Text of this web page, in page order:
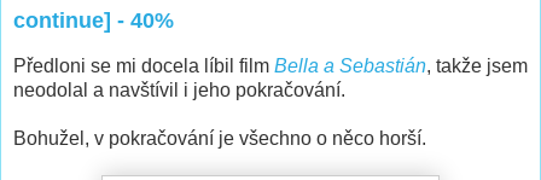
continue] - 40%
Předloni se mi docela líbil film Bella a Sebastián, takže jsem
neodolal a navštívil i jeho pokračování.
Bohužel, v pokračování je všechno o něco horší.